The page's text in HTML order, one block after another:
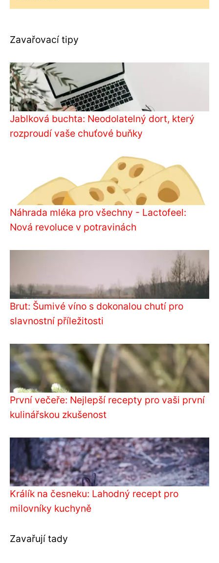
Zavařovací tipy
Jablková buchta: Neodolatelný dort, který
rozproudí vaše chuťové buňky
Náhrada mléka pro všechny - Lactofeel:
Nová revoluce v potravinách
Brut: Šumivé víno s dokonalou chutí pro
slavnostní příležitosti
První večeře: Nejlepší recepty pro vaši první
kulinářskou zkušenost
Králík na česneku: Lahodný recept pro
milovníky kuchyně
Zavařují tady